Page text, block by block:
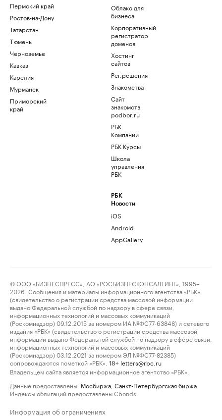
Пермский край
Ростов-на-Дону
Татарстан
Тюмень
Черноземье
Кавказ
Карелия
Мурманск
Приморский
край
Облако для
бизнеса
Корпоративный
регистратор
доменов
Хостинг
сайтов
Рег.решения
Знакомства
Сайт
знакомств
podbor.ru
РБК
Компании
РБК Курсы
Школа
управления
РБК
РБК
Новости
iOS
Android
AppGallery
© ООО «БИЗНЕСПРЕСС», АО «РОСБИЗНЕСКОНСАЛТИНГ», 1995–
2026. Сообщения и материалы информационного агентства «РБК»
(свидетельство о регистрации средства массовой информации
выдано Федеральной службой по надзору в сфере связи,
информационных технологий и массовых коммуникаций
(Роскомнадзор) 09.12.2015 за номером ИА №ФС77-63848) и сетевого
издания «РБК» (свидетельство о регистрации средства массовой
информации выдано Федеральной службой по надзору в сфере связи,
информационных технологий и массовых коммуникаций
(Роскомнадзор) 03.12.2021 за номером ЭЛ №ФС77-82385)
сопровождаются пометкой «РБК».
18+ letters@rbc.ru
Владельцем сайта является информационное агентство «РБК».
Данные предоставлены: Мосбиржа Санкт-Петербургская биржа
Индексы облигаций предоставлены Cbonds.
Информация об ограничениях